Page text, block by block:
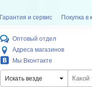
Гарантия и сервис Покупка в
Оптовый отдел
Адреса магазинов
Мы Вконтакте
Искать везде